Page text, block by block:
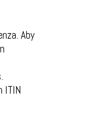
Aby
ITIN